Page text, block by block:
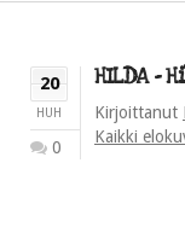
20
HUH
0
HILDA –
Kirjoittanut
Kaikki